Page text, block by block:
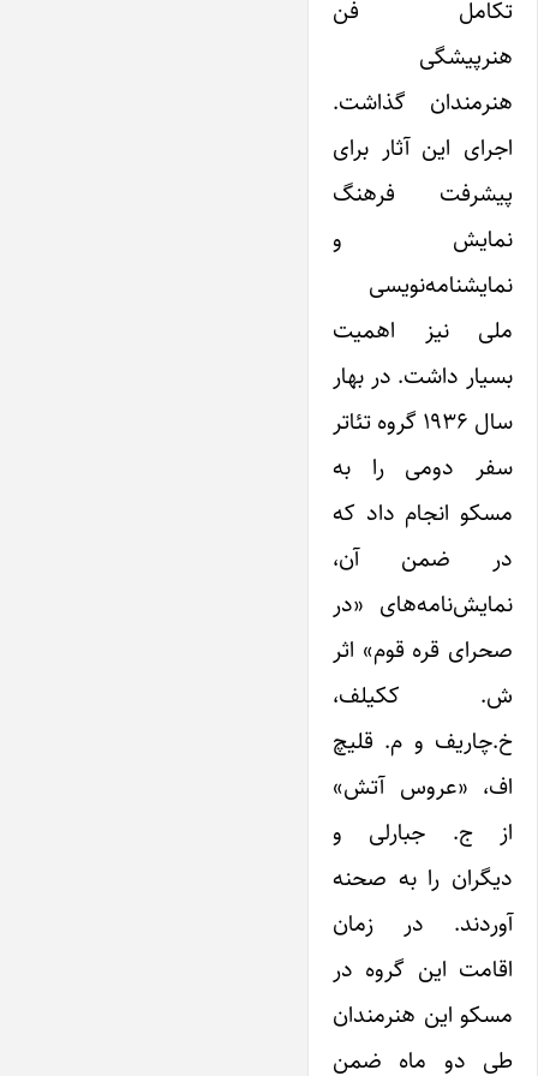
تکامل فن
هنرپیشگی
هنرمندان گذاشت.
اجرای این آثار برای
پیشرفت فرهنگ
نمایش و
نمایشنامه‌نویسی
ملی نیز اهمیت
بسیار داشت. در بهار
سال ۱۹۳۶ گروه تئاتر
سفر دومی را به
مسکو انجام داد که
در ضمن آن،
نمایش‌نامه‌های «در
صحرای قره قوم» اثر
ش. ککیلف،
خ.چاریف و م. قلیچ
اف، «عروس آتش»
از ج. جبارلی و
دیگران را به صحنه
آوردند. در زمان
اقامت این گروه در
مسکو این هنرمندان
طی دو ماه ضمن